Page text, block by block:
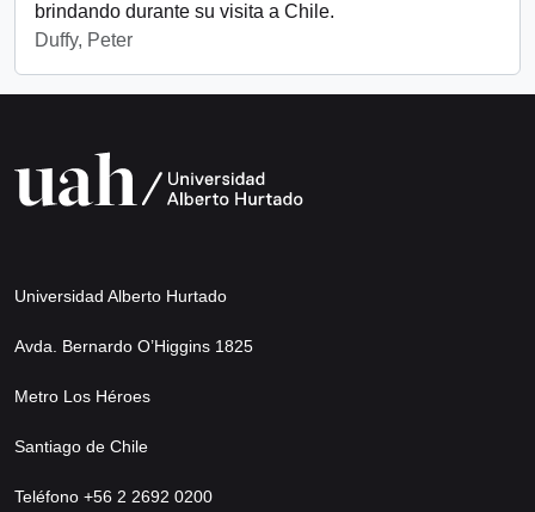
brindando durante su visita a Chile.
Duffy, Peter
Universidad Alberto Hurtado
Avda. Bernardo O’Higgins 1825
Metro Los Héroes
Santiago de Chile
Teléfono +56 2 2692 0200